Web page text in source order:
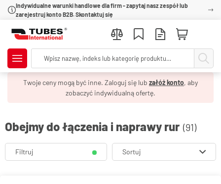
Indywidualne warunki handlowe dla firm - zapytaj nasz zespół lub
zarejestruj konto B2B. Skontaktuj się
Twoje ceny mogą być inne. Zaloguj się lub załóż konto, aby
zobaczyć indywidualną ofertę.
Obejmy do łączenia i naprawy rur (91)
Filtruj Sortuj